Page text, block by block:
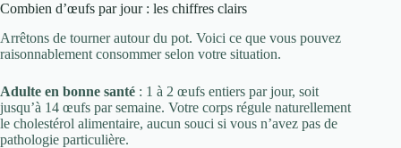
Combien d’œufs par jour : les chiffres clairs
Arrêtons de tourner autour du pot. Voici ce que vous pouvez
raisonnablement consommer selon votre situation.
Adulte en bonne santé : 1 à 2 œufs entiers par jour, soit
jusqu’à 14 œufs par semaine. Votre corps régule naturellement
le cholestérol alimentaire, aucun souci si vous n’avez pas de
pathologie particulière.